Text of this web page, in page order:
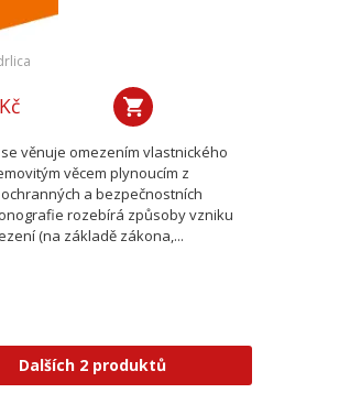
věnuje omezením vlastnického
věcem plynoucím z
a bezpečnostních
rozebírá způsoby vzniku
(na základě zákona,...
Dalších 2 produktů